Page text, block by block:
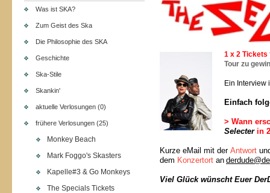
Was ist SKA?
Zum Geist des Ska
Die Philosophie des SKA
Geschichte
Ska-Stile
Skankin'
aktuelle Verlosungen (0)
frühere Verlosungen (25)
Monkey Beach
Mark Foggo's Skasters
Kapelle#3 & Go Monkeys
The Specials Tickets
1 x 2 Tickets
Tour zu
Ein Interview
Einfach
> Wann
Selecter in
Kurze eMail mit der Antwort
dem Konzertort an
Viel Glück wünscht Euer